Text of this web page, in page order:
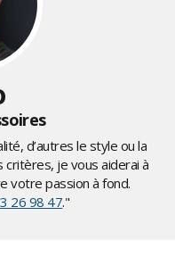
d’autres le style ou la
je vous aiderai à
votre passion à fond.
26 98 47."